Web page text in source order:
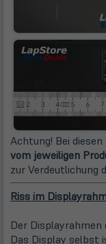
Achtung! Bei
vom jeweiligen
zur Verdeutlichung
Riss im
Der Displayrahmen
Das Display selbst